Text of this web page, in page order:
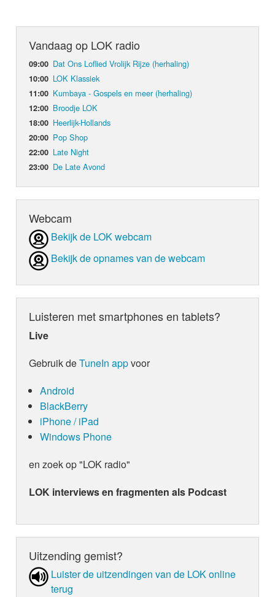
Vandaag op LOK radio
09:00 Dat Ons Loflied Vrolijk Rijze (herhaling)
10:00 LOK Klassiek
11:00 Kumbaya - Gospels en meer (herhaling)
12:00 Broodje LOK
18:00 Heerlijk-Hollands
20:00 Pop Shop
22:00 Late Night
23:00 De Late Avond
Webcam
Bekijk de LOK webcam
Bekijk de opnames van de webcam
Luisteren met smartphones en tablets?
Live
Gebruik deTuneIn appvoor
Android
BlackBerry
iPhone / iPad
Windows Phone
en zoek op "LOK radio"
LOK interviews en fragmenten als Podcast
Uitzending gemist?
Luister de uit­zen­din­gen van de LOK online
terug